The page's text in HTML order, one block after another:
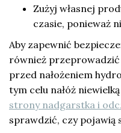
Zużyj własnej
czasie, ponieważ
Aby zapewnić
również przeprowadzić
przed nałożeniem
tym celu nałóż
strony nadgarstka i
sprawdzić, czy pojawią